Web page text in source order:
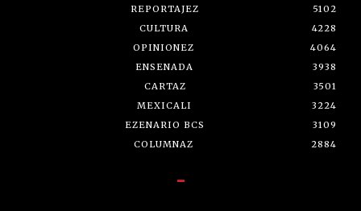
REPORTAJEZ
5102
CULTURA
4228
OPINIONEZ
4064
ENSENADA
3938
CARTAZ
3501
MEXICALI
3224
EZENARIO BCS
3109
COLUMNAZ
2884
-